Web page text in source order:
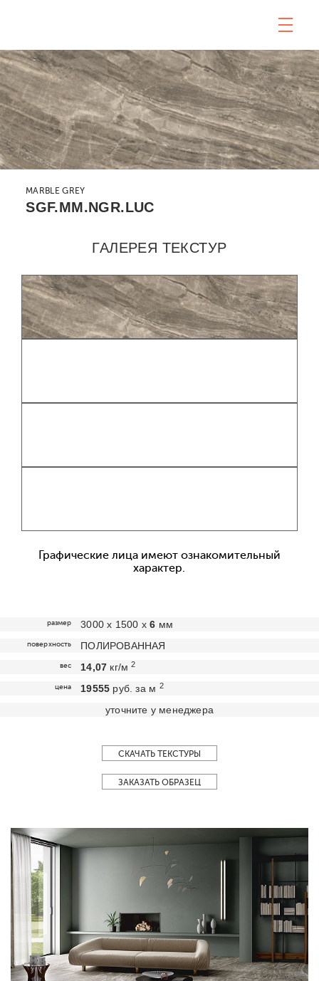
MARBLE GREY
SGF.MM.NGR.LUC
ГАЛЕРЕЯ ТЕКСТУР
Графические лица имеют ознакомительный
характер.
размер 3000 х 1500 х6 мм
поверхность ПОЛИРОВАННАЯ
вес 14,07 кг/м2
цена 19555 руб. за м 2
уточните у менеджера
СКАЧАТЬ ТЕКСТУРЫ
ЗАКАЗАТЬ ОБРАЗЕЦ